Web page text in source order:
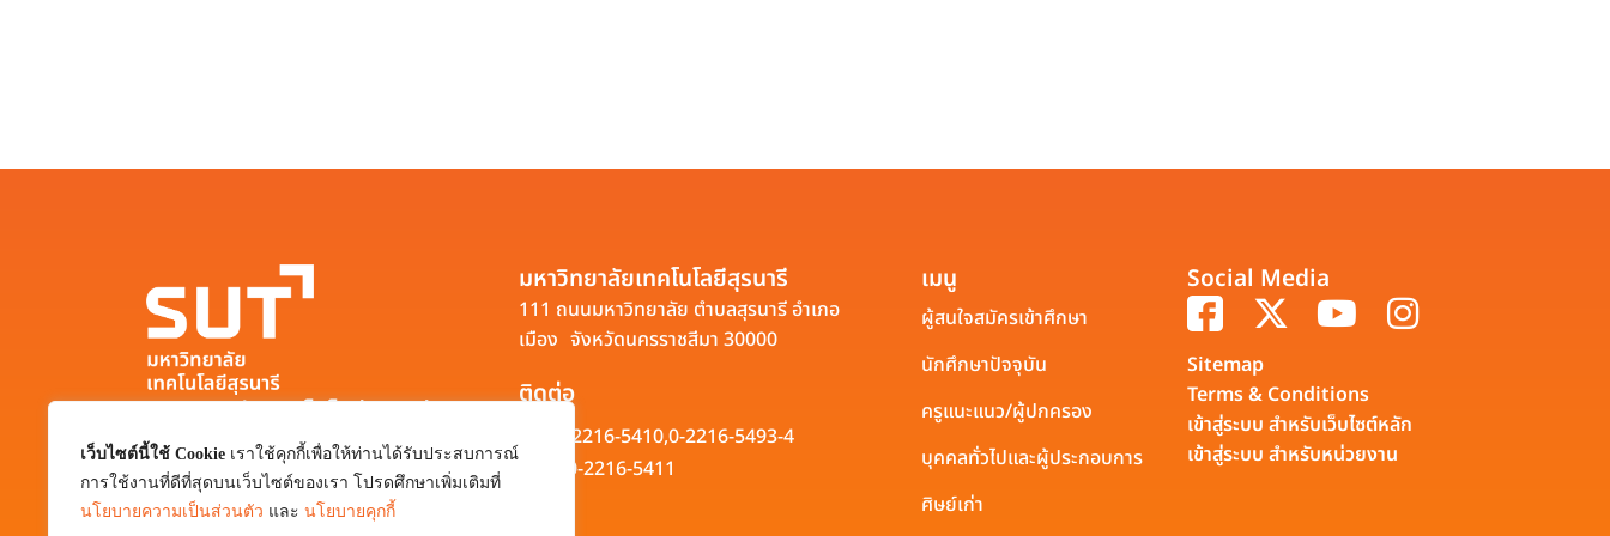
เว็บไซต์นี้ใช้ Cookie เราใช้คุกกี้เพื่อให้ท่านได้รับประสบการณ์
การใช้งานที่ดีที่สุดบนเว็บไซต์ของเรา โปรดศึกษาเพิ่มเติมที่
นโยบายความเป็นส่วนตัว และ นโยบายคุกกี้
มหาวิทยาลัยเทคโนโลยีสุรนารี
111 ถนนมหาวิทยาลัย ตำบลสุรนารี อำเภอ
เมือง จังหวัดนครราชสีมา 30000
0-4422-3000
มหาวิทยาลัยเทคโนโลยีสุรนารี
111 ถนนมหาวิทยาลัย ตำบลสุรนารี อำเภอ
เมือง จังหวัดนครราชสีมา 30000
ติดต่อ
0-2216-5410,0-2216-5493-4
0-2216-5411
เมนู
ผู้สนใจสมัครเข้าศึกษา
นักศึกษาปัจจุบัน
ครูแนะแนว/ผู้ปกครอง
บุคคลทั่วไปและผู้ประกอบการ
ศิษย์เก่า
Social Media
Sitemap
Terms & Conditions
เข้าสู่ระบบ สำหรับเว็บไซต์หลัก
เข้าสู่ระบบ สำหรับหน่วยงาน